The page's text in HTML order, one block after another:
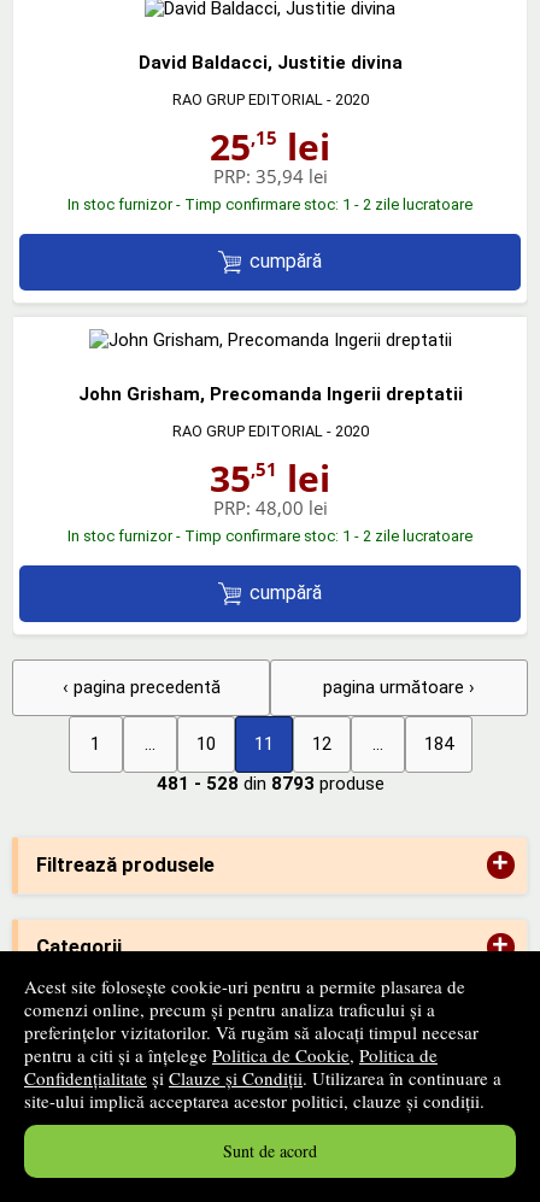
Acest site folosește cookie-uri pentru a permite plasarea de
comenzi online, precum și pentru analiza traficului și a
preferințelor vizitatorilor. Vă rugăm să alocați timpul necesar
pentru a citi și a înțelege Politica de Cookie, Politica de
Confidențialitate și Clauze și Condiții. Utilizarea în continuare a
site-ului implică acceptarea acestor politici, clauze și condiții.
Sunt de acord
Filtrează produsele +
Categorii +
Edituri
ANPC
David Baldacci, Justitie divina
RAO GRUP EDITORIAL- 2020
25,15 lei
PRP: 35,94 lei
In stoc furnizor - Timp confirmare stoc: 1 - 2 zile lucratoare
cumpără
John Grisham, Precomanda Ingerii dreptatii
RAO GRUP EDITORIAL - 2020
35,51 lei
PRP: 48,00 lei
In stoc furnizor - Timp confirmare stoc: 1 - 2 zile lucratoare
cumpără
‹ pagina precedentă
1 10 11 12 184
pagina următoare ›
481 - 528 din 8793 produse